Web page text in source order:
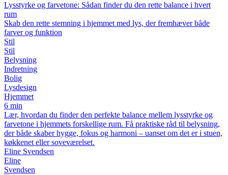
Lysstyrke og farvetone: Sådan finder du den rette balance i hvert
rum
Skab den rette stemning i hjemmet med lys, der fremhæver både
farver og funktion
Stil
Stil
Belysning
Indretning
Bolig
Lysdesign
Hjemmet
6 min
Lær, hvordan du finder den perfekte balance mellem lysstyrke og
farvetone i hjemmets forskellige rum. Få praktiske råd til belysning,
der både skaber hygge, fokus og harmoni – uanset om det er i stuen,
køkkenet eller soveværelset.
Eline Svendsen
Eline
Svendsen